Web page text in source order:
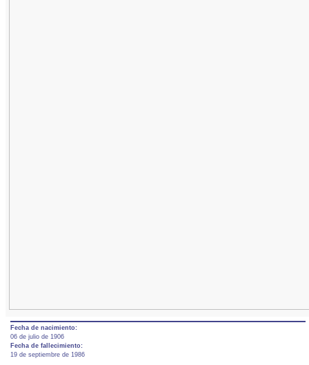
Fecha de nacimiento:
06 de julio de 1906
Fecha de fallecimiento:
19 de septiembre de 1986